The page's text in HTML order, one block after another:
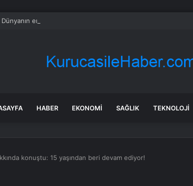
Dünyanın en uzun aktarmasız uçuşunda tarihi rekor: 24
HABER EKONOMI SAĞLIK TEKNOLOJI
konuştu: 15 yaşından beri devam ediyor!